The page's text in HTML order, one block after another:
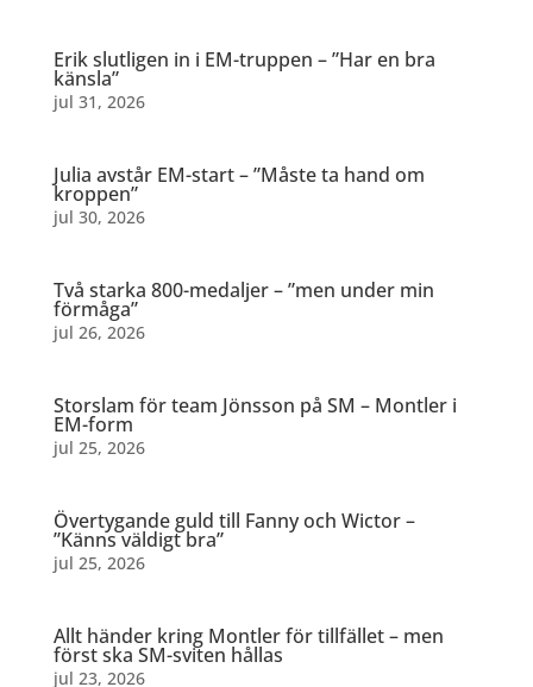
Erik slutligen in i EM-truppen – ”Har en bra
känsla”
jul 31, 2026
Julia avstår EM-start – ”Måste ta hand om
kroppen”
jul 30, 2026
Två starka 800-medaljer – ”men under min
förmåga”
jul 26, 2026
Storslam för team Jönsson på SM – Montler i
EM-form
jul 25, 2026
Övertygande guld till Fanny och Wictor –
”Känns väldigt bra”
jul 25, 2026
Allt händer kring Montler för tillfället – men
först ska SM-sviten hållas
jul 23, 2026